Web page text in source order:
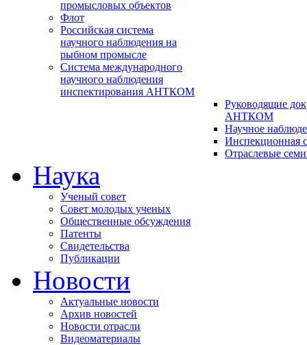
промысловых объектов
Флот
Российская система
научного наблюдения на
рыбном промысле
Система международного
научного наблюдения
инспектирования АНТКОМ
Руководящие
АНТКОМ
Научное
Инспекционная
Отраслевые
Наука
Ученый совет
Совет молодых ученых
Общественные обсуждения
Патенты
Свидетельства
Публикации
Новости
Актуальные новости
Архив новостей
Новости отрасли
Видеоматериалы